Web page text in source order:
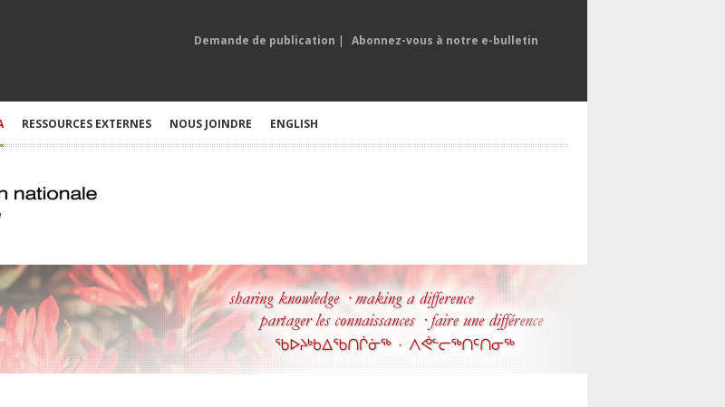
Demande de publication | Abonnez-vous à notre e-bulletin
RESSOURCES EXTERNES NOUS JOINDRE ENGLISH